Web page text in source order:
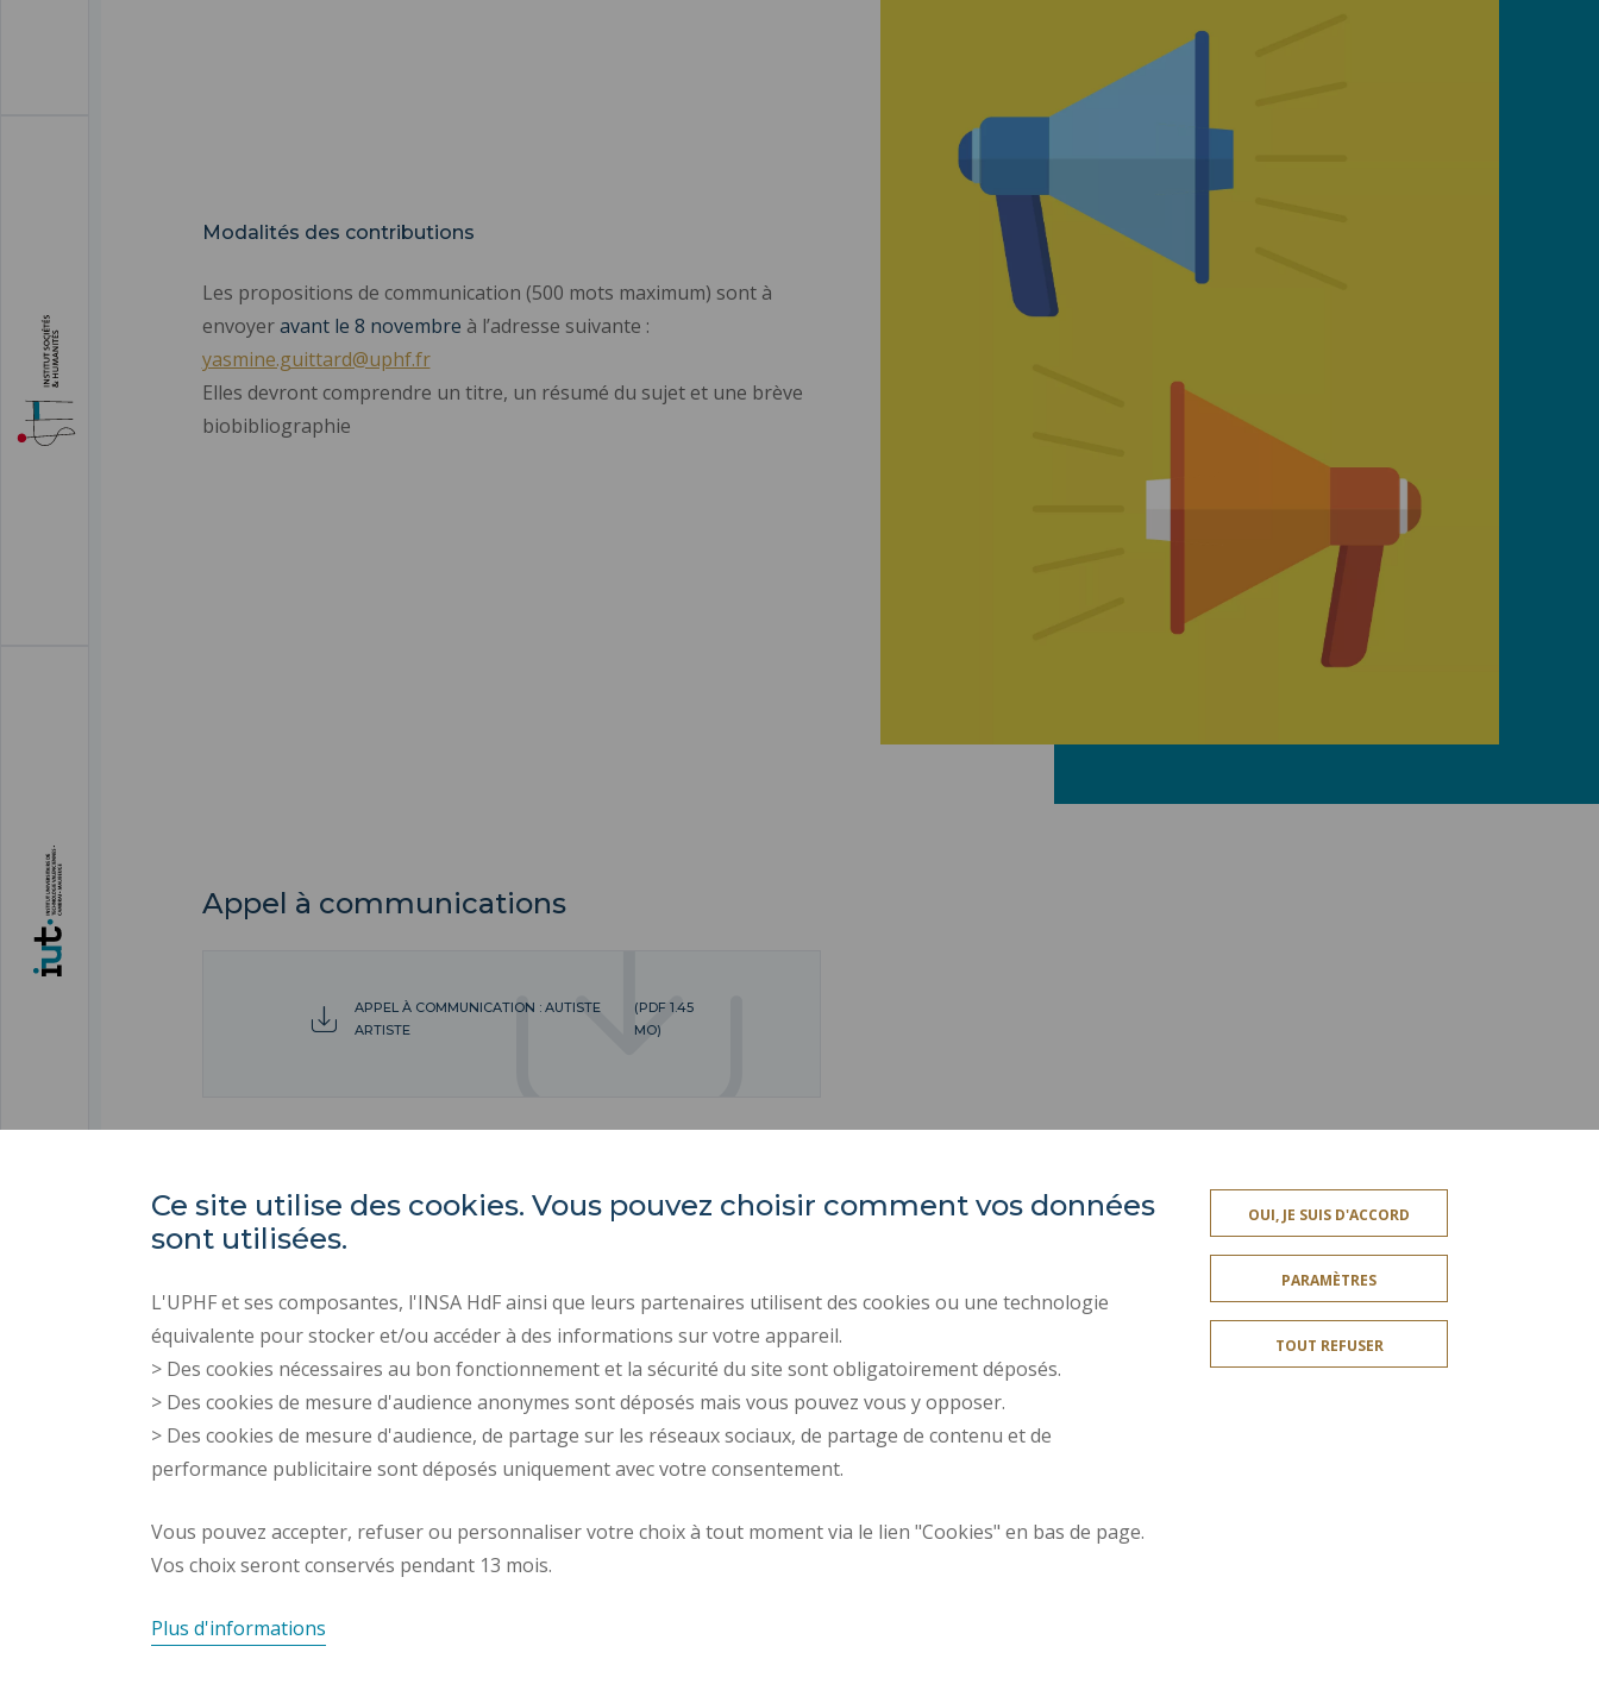
Modalités des contributions
Les propositions de communication (500 mots maximum) sont à
envoyeravant le 8 novembre à l’adresse suivante :
yasmine.guittard@uphf.fr
Elles devront comprendre un titre, un résumé du sujet et une brève
biobibliographie
Appel à communications
APPEL À COMMUNICATION : AUTISTE
ARTISTE
(PDF 1.45
MO)
Les Tertiales
Rue des Cent Têtes
59313 VALENCIENNES CEDEX 9
CRÉDITS
MENTIONS LÉGALES
RECRUTEMENTS PLAN DU SITE
DONNÉES PERSONNELLES
GESTION DES COOKIES
Requête d'amélioration
Ce site utilise des cookies. Vous pouvez choisir comment vos données
sont utilisées.
L'UPHF et ses composantes, l'INSA HdF ainsi que leurs partenaires utilisent des cookies ou une technologie
équivalente pour stocker et/ou accéder à des informations sur votre appareil.
> Des cookies nécessaires au bon fonctionnement et la sécurité du site sont obligatoirement déposés.
> Des cookies de mesure d'audience anonymes sont déposés mais vous pouvez vous y opposer.
> Des cookies de mesure d'audience, de partage sur les réseaux sociaux, de partage de contenu et de
performance publicitaire sont déposés uniquement avec votre consentement.
Vous pouvez accepter, refuser ou personnaliser votre choix à tout moment via le lien "Cookies" en bas de page.
Vos choix seront conservés pendant 13 mois.
Plus d'informations
OUI, JE SUIS D'ACCORD
PARAMÈTRES
TOUT REFUSER